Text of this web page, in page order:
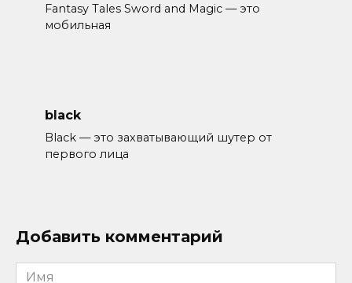
Fantasy Tales Sword and Magic — это
мобильная
black
Black — это захватывающий шутер от
первого лица
Добавить комментарий
Имя